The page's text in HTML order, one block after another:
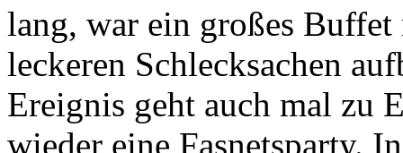
lang, war ein großes
leckeren Schlecksachen
Ereignis geht auch mal zu
wieder eine Fasnetsparty.